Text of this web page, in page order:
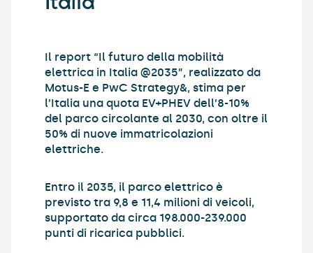
Italia
Il report “Il futuro della mobilità
elettrica in Italia @2035”, realizzato da
Motus-E e PwC Strategy&, stima per
l’Italia una quota EV+PHEV dell’8-10%
del parco circolante al 2030, con oltre il
50% di nuove immatricolazioni
elettriche.
Entro il 2035, il parco elettrico è
previsto tra 9,8 e 11,4 milioni di veicoli,
supportato da circa 198.000-239.000
punti di ricarica pubblici.